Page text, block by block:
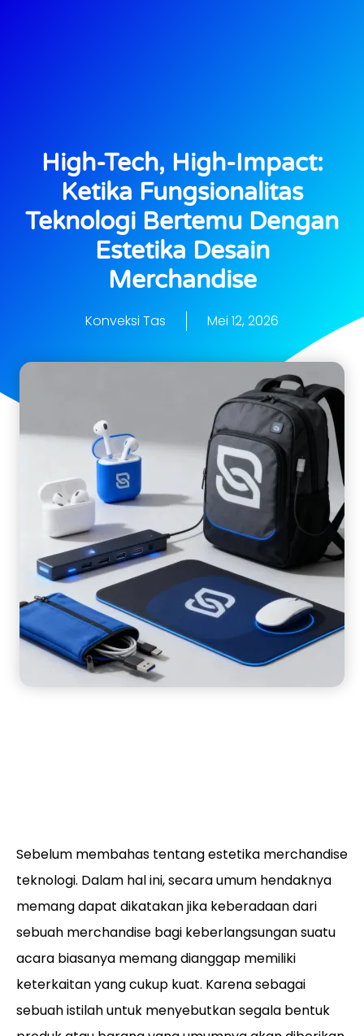
High-Tech, High-Impact:
Ketika Fungsionalitas
Teknologi Bertemu Dengan
Estetika Desain
Merchandise
Konveksi Tas Mei 12, 2026
Sebelum membahas tentang estetika merchandise
teknologi. Dalam hal ini, secara umum hendaknya
memang dapat dikatakan jika keberadaan dari
sebuah merchandise bagi keberlangsungan suatu
acara biasanya memang dianggap memiliki
keterkaitan yang cukup kuat. Karena sebagai
sebuah istilah untuk menyebutkan segala bentuk